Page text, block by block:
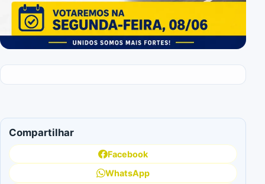
Compartilhar
Facebook
WhatsApp